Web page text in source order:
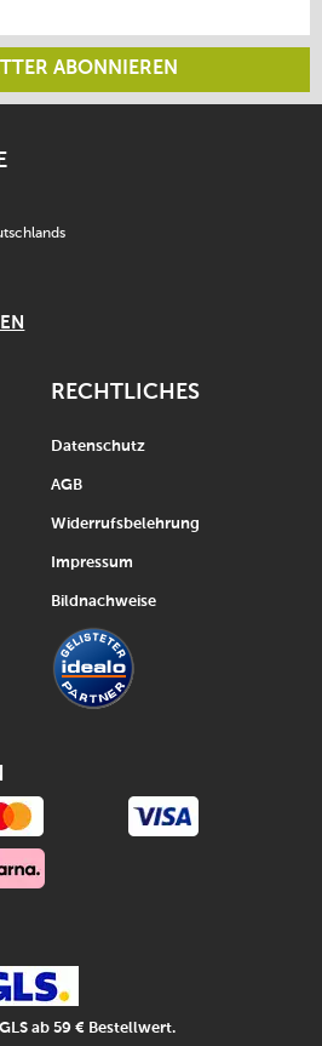
ABONNIEREN
RECHTLICHES
Datenschutz
AGB
Widerrufsbelehrung
Impressum
Bildnachweise
ab 59 € Bestellwert.